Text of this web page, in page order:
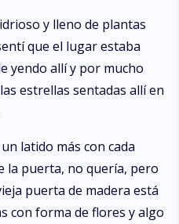
y lleno de plantas
que el lugar estaba
yendo allí y por mucho
estrellas sentadas allí en
latido más con cada
la puerta, no quería, pero
puerta de madera está
con forma de flores y algo